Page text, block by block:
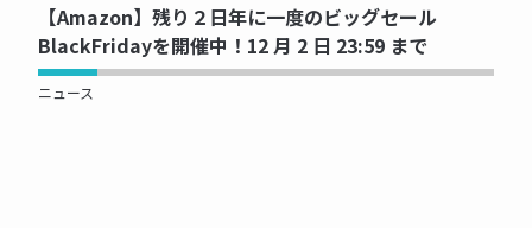
【Amazon】残り２日年に一度のビッグセール
BlackFridayを開催中！12 月 2 日 23:59 まで
ニュース